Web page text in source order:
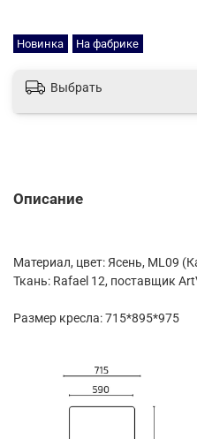
Новинка На фабрике
Выбрать
Описание
Материал, цвет: Ясень, ML09
Ткань: Rafael 12, поставщик
Размер кресла: 715*895*975